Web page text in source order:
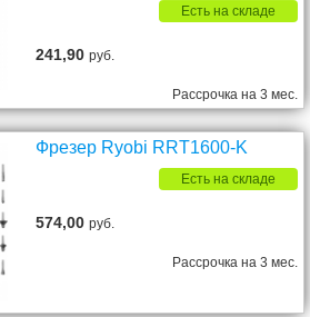
Есть на складе
241,90руб.
Рассрочка на 3 мес.
Фрезер Ryobi RRT1600-K
Есть на складе
574,00руб.
Рассрочка на 3 мес.